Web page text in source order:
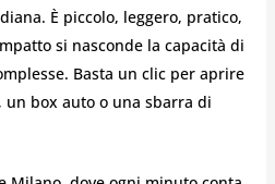
È piccolo, leggero, pratico,
si nasconde la capacità di
Basta un clic per aprire
box auto o una sbarra di